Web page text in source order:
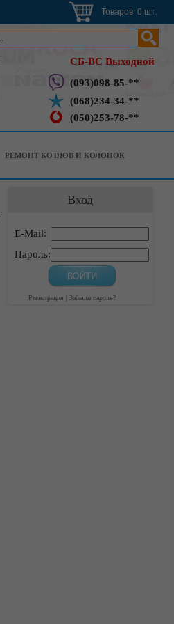
Товаров 0 шт.
СБ-ВС Выходной
(093)098-85-**
(068)234-34-**
(050)253-78-**
РЕМОНТ КОТЛОВ И КОЛОНОК
Вход
E-Mail:
Пароль:
Регистрация Забыли пароль?